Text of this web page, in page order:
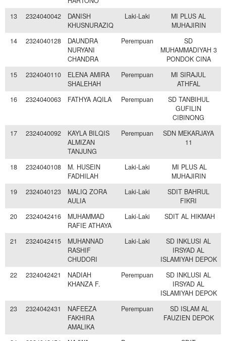
13 2324040042
DANISH
KHUSNURAZIQ
Laki-Laki
MI PLUS AL
MUHAJIRIN
14 2324040128
DAUNDRA
NURYANI
CHANDRA
Perempuan
SD
MUHAMMADIYAH 3
PONDOK CINA
15 2324040110
ELENA AMIRA
SHALEHAH
Perempuan
MI SIRAJUL
ATHFAL
16 2324040063 FATHYA AQILA Perempuan
SD TANBIHUL
GUFILIN
CIBINONG
17 2324040092
KAYLA BILQIS
ALMIZAN
TANJUNG
Perempuan
SDN MEKARJAYA
11
18 2324040108
M. HUSEIN
FADHILAH
Laki-Laki
MI PLUS AL
MUHAJIRIN
19 2324040123
MALIQ ZORA
AULIA
Laki-Laki
SDIT BAHRUL
FIKRI
20 2324042416
MUHAMMAD
RAFIE ATHAYA
Laki-Laki SDIT AL HIKMAH
21 2324042415
MUHANNAD
RASHIF
CHUDORI
Laki-Laki
SD INKLUSI AL
IRSYAD AL
ISLAMIYAH DEPOK
22 2324042421
NADIAH
KHANZA F.
Perempuan
SD INKLUSI AL
IRSYAD AL
ISLAMIYAH DEPOK
23 2324042431
NAFEEZA
FAKHIRA
AMALIKA
Perempuan
SD ISLAM AL
FAUZIEN DEPOK